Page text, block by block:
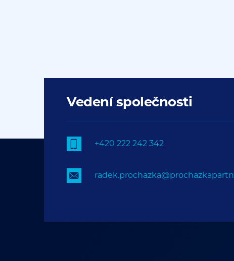
Vedení společnosti
+420 222 242 342